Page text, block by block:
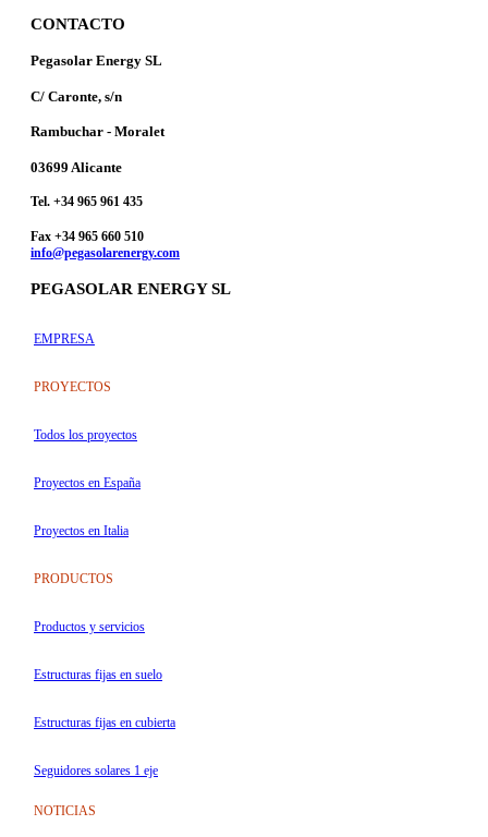
CONTACTO
Pegasolar Energy SL
C/ Caronte, s/n
Rambuchar - Moralet
03699 Alicante
Tel. +34 965 961 435
Fax +34 965 660 510
info@pegasolarenergy.com
PEGASOLAR ENERGY SL
EMPRESA
PROYECTOS
Todos los proyectos
Proyectos en España
Proyectos en Italia
PRODUCTOS
Productos y servicios
Estructuras fijas en suelo
Estructuras fijas en cubierta
Seguidores solares 1 eje
NOTICIAS